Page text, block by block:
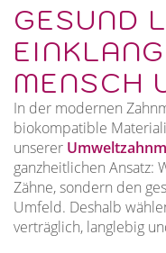
GESUND
MENSCH
In der modernen
biokompatible
unserer
ganzheitlichen Ansatz:
Zähne, sondern den
Umfeld. Deshalb
verträglich, langlebig